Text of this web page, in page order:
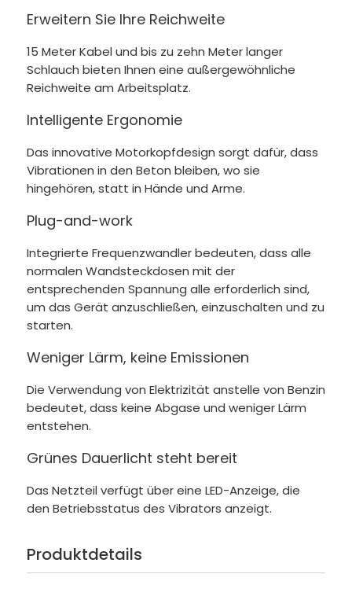
Erweitern Sie Ihre Reichweite
15 Meter Kabel und bis zu zehn Meter langer
Schlauch bieten Ihnen eine außergewöhnliche
Reichweite am Arbeitsplatz.
Intelligente Ergonomie
Das innovative Motorkopfdesign sorgt dafür, dass
Vibrationen in den Beton bleiben, wo sie
hingehören, statt in Hände und Arme.
Plug-and-work
Integrierte Frequenzwandler bedeuten, dass alle
normalen Wandsteckdosen mit der
entsprechenden Spannung alle erforderlich sind,
um das Gerät anzuschließen, einzuschalten und zu
starten.
Weniger Lärm, keine Emissionen
Die Verwendung von Elektrizität anstelle von Benzin
bedeutet, dass keine Abgase und weniger Lärm
entstehen.
Grünes Dauerlicht steht bereit
Das Netzteil verfügt über eine LED-Anzeige, die
den Betriebsstatus des Vibrators anzeigt.
Produktdetails